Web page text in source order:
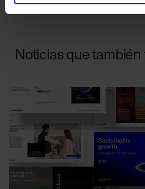
Noticias que